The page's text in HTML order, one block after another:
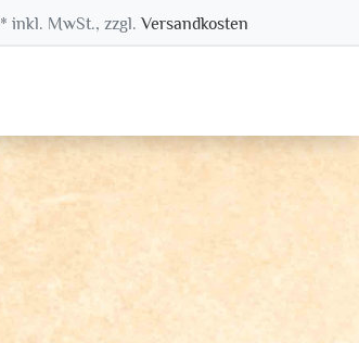
* inkl. MwSt., zzgl.Versandkosten